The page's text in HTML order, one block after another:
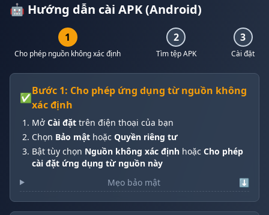
🤖 Hướng dẫn cài APK (Android)
1
Cho phép nguồn không xác định
2
Tìm tệp APK
3
Cài đặt
✅
Bước 1: Cho phép ứng dụng từ nguồn không
xác định
Mở Cài đặt trên điện thoại của bạn
Chọn Bảo mật hoặc Quyền riêng tư
Bật tùy chọn Nguồn không xác định hoặc Cho phép
cài đặt ứng dụng từ nguồn này
Mẹo bảo mật
⬇️